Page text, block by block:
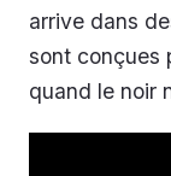
arrive dans
sont conçues
quand le noir